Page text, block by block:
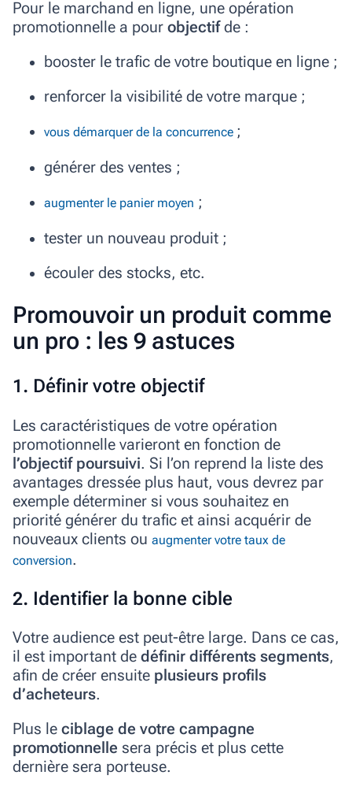
Pour le marchand en ligne, une opération
promotionnelle a pour objectifde :
booster le trafic de votre boutique en ligne ;
renforcer la visibilité de votre marque ;
vous démarquer de la concurrence ;
générer des ventes ;
augmenter le panier moyen ;
tester un nouveau produit ;
écouler des stocks, etc.
Promouvoir un produit comme
un pro : les 9 astuces
1. Définir votre objectif
Les caractéristiques de votre opération
promotionnelle varieront en fonction de
l’objectif poursuivi. Si l’on reprend la liste des
avantages dressée plus haut, vous devrez par
exemple déterminer si vous souhaitez en
priorité générer du trafic et ainsi acquérir de
nouveaux clients ou augmenter votre taux de
conversion.
2. Identifier la bonne cible
Votre audience est peut-être large. Dans ce cas,
il est important de définir différents segments,
afin de créer ensuite plusieurs profils
d’acheteurs.
Plus le ciblage de votre campagne
promotionnelle sera précis et plus cette
dernière sera porteuse.